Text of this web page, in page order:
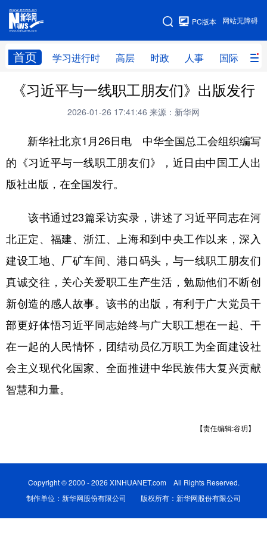
网站无障碍
PC版本
首页 学习进行时 高层 时政 人事 国际 财
网站地图
学习进行时 高层 时政 人事
财经 网评
台湾 思客智库 全球连线 教育
科技 科创 量子 体育
文化 书画
访谈 视频 图片 政务
法律 中央文件 金融 汽车
食品 人居 信息化 数字经济
学术中国 乡村振兴 银龄 溯源中国
彩票 娱乐 时尚 悦读
公益 一带一路 亚太网 上市公司
文化产业
北京 天津 河北 山西
辽宁 吉林 上海 江苏
《习近平与一线职工朋友们》出版发行
2026-01-26 17:41:46 来源：新华网
新华社北京1月26日电 中华全国总工会组织编写
的《习近平与一线职工朋友们》，近日由中国工人出
版社出版，在全国发行。
该书通过23篇采访实录，讲述了习近平同志在河
北正定、福建、浙江、上海和到中央工作以来，深入
建设工地、厂矿车间、港口码头，与一线职工朋友们
真诚交往，关心关爱职工生产生活，勉励他们不断创
新创造的感人故事。该书的出版，有利于广大党员干
部更好体悟习近平同志始终与广大职工想在一起、干
在一起的人民情怀，团结动员亿万职工为全面建设社
会主义现代化国家、全面推进中华民族伟大复兴贡献
智慧和力量。
【责任编辑:谷玥】
Copyright © 2000 - 2026 XINHUANET.com All Rights Reserved.
制作单位：新华网股份有限公司 版权所有：新华网股份有限公司